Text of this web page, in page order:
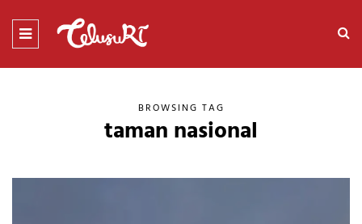
BROWSING TAG
taman nasional